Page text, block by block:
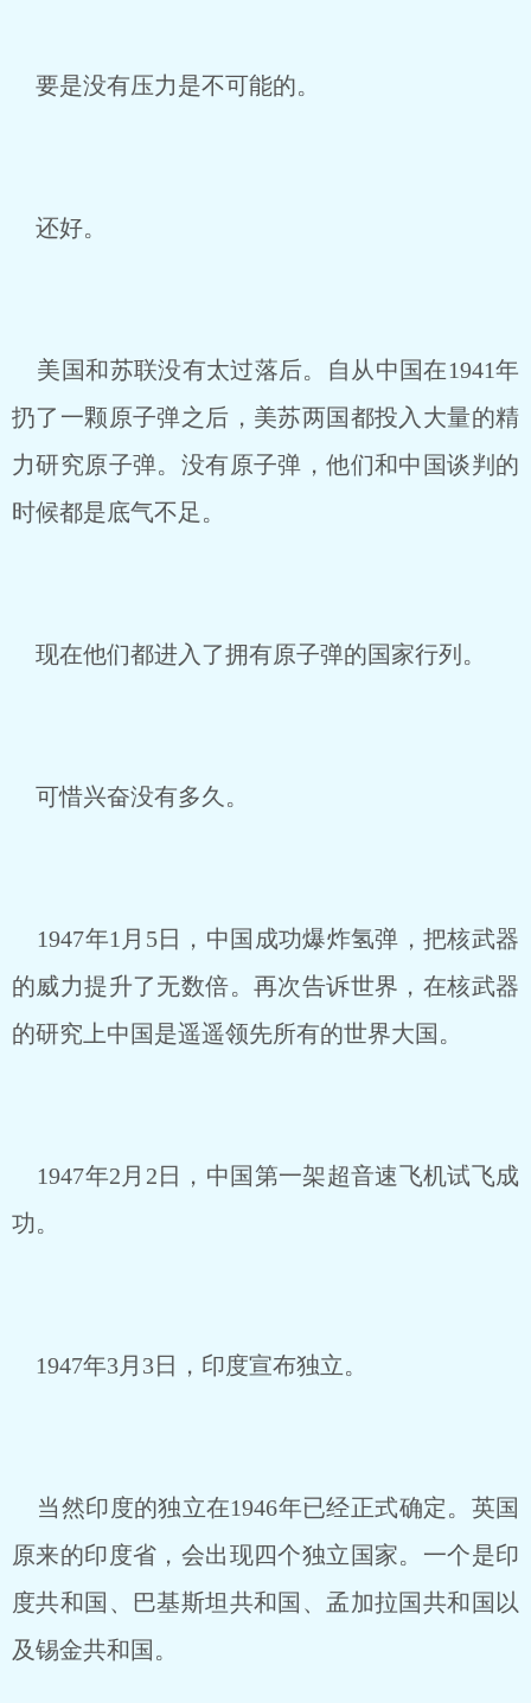
要是没有压力是不可能的。
还好。
美国和苏联没有太过落后。自从中国在1941年
扔了一颗原子弹之后，美苏两国都投入大量的精
力研究原子弹。没有原子弹，他们和中国谈判的
时候都是底气不足。
现在他们都进入了拥有原子弹的国家行列。
可惜兴奋没有多久。
1947年1月5日，中国成功爆炸氢弹，把核武器
的威力提升了无数倍。再次告诉世界，在核武器
的研究上中国是遥遥领先所有的世界大国。
1947年2月2日，中国第一架超音速飞机试飞成
功。
1947年3月3日，印度宣布独立。
当然印度的独立在1946年已经正式确定。英国
原来的印度省，会出现四个独立国家。一个是印
度共和国、巴基斯坦共和国、孟加拉国共和国以
及锡金共和国。